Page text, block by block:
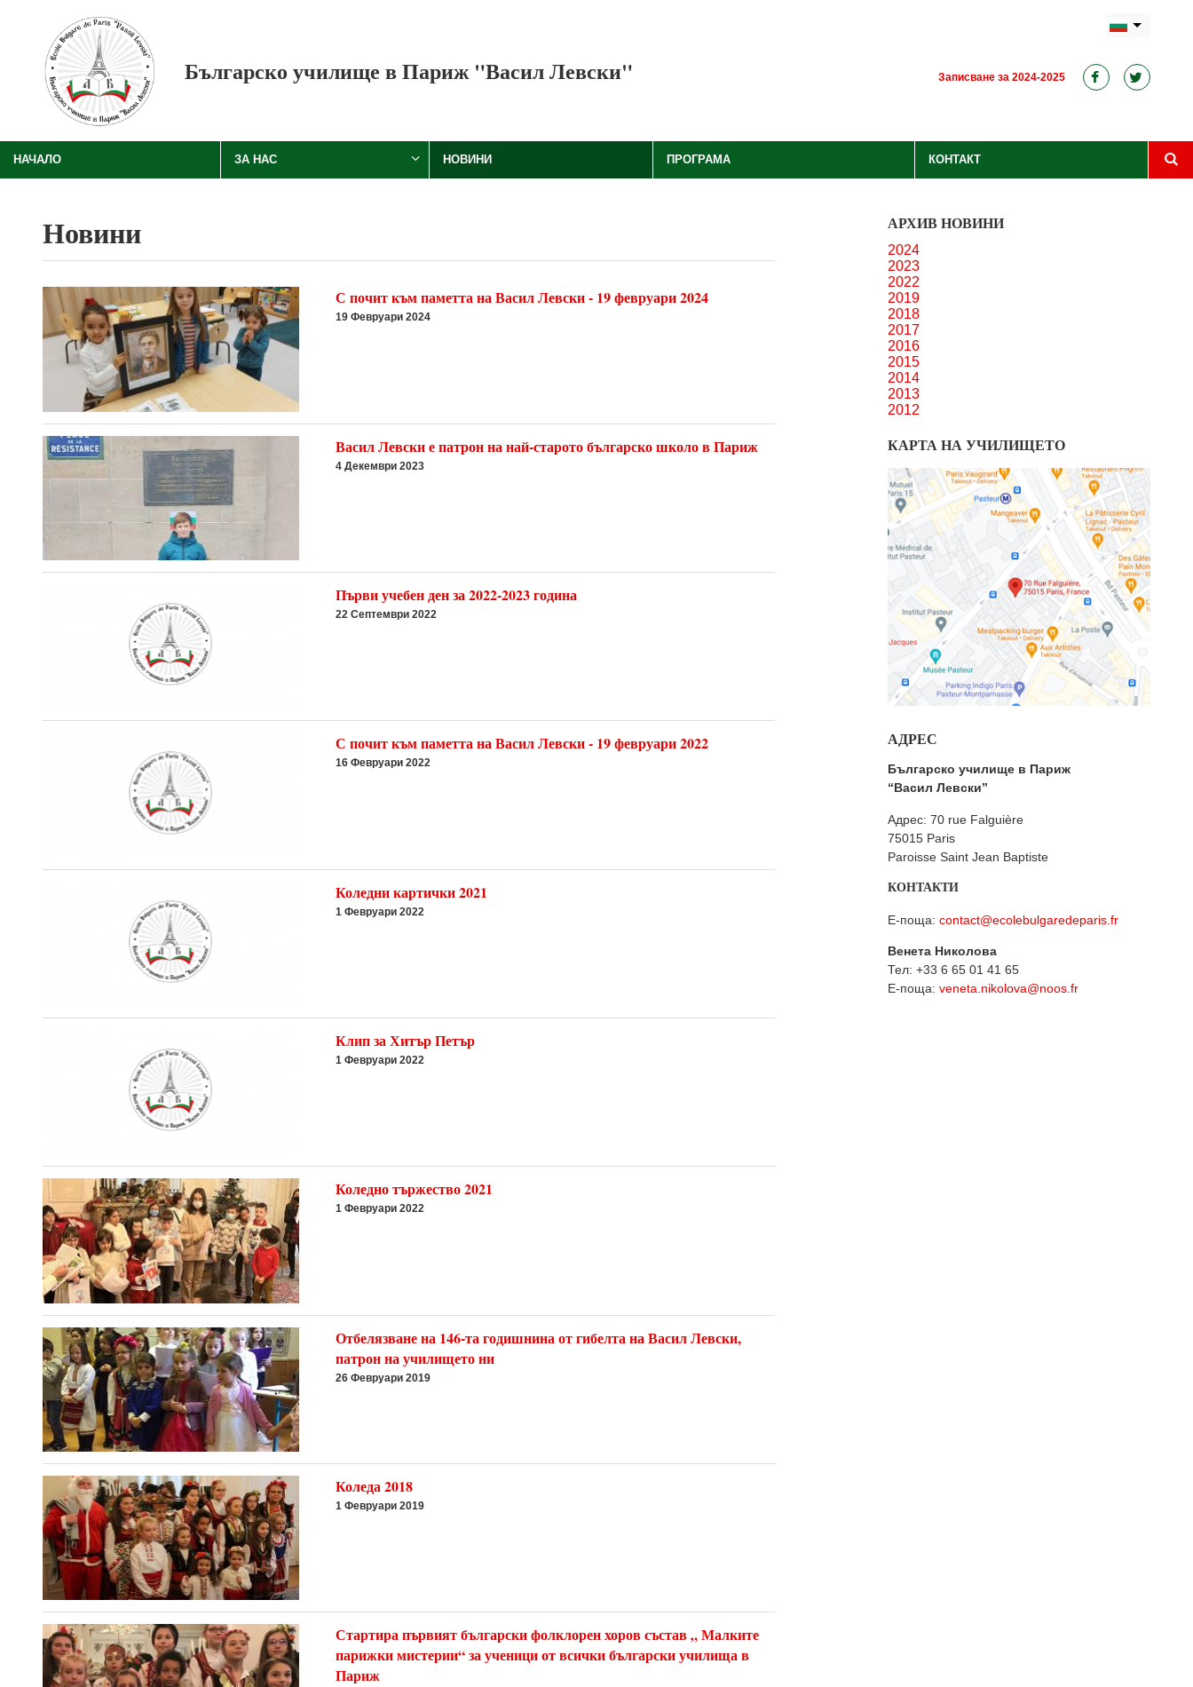
Българско училище в Париж "Васил Левски" Записване за 2024-2025
НАЧАЛО ЗА НАС НОВИНИ ПРОГРАМА КОНТАКТ
Новини
С почит към паметта на Васил Левски - 19 февруари 2024
19 Февруари 2024
Васил Левски е патрон на най-старото българско школо в Париж
4 Декември 2023
Първи учебен ден за 2022-2023 година
22 Септември 2022
С почит към паметта на Васил Левски - 19 февруари 2022
16 Февруари 2022
Коледни картички 2021
1 Февруари 2022
Клип за Хитър Петър
1 Февруари 2022
Коледно тържество 2021
1 Февруари 2022
Отбелязване на 146-та годишнина от гибелта на Васил Левски,
патрон на училището ни
26 Февруари 2019
Коледа 2018
1 Февруари 2019
Стартира първият български фолклорен хоров състав „ Малките
парижки мистерии“ за ученици от всички български училища в
Париж
АРХИВ НОВИНИ
2024
2023
2022
2019
2018
2017
2016
2015
2014
2013
2012
КАРТА НА УЧИЛИЩЕТО
АДРЕС
Българско училище в Париж
“Васил Левски”
Адрес: 70 rue Falguière
75015 Paris
Paroisse Saint Jean Baptiste
КОНТАКТИ
Е-поща: contact@ecolebulgaredeparis.fr
Венета Николова
Тел: +33 6 65 01 41 65
Е-поща: veneta.nikolova@noos.fr